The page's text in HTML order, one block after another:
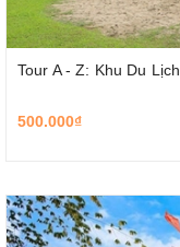
Tour A - Z: Khu Du
500.000₫